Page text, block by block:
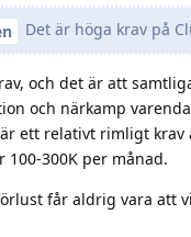
Det är höga krav på
och det är att
och närkamp
ett relativt rimligt krav
100-300K per månad.
får aldrig vara att